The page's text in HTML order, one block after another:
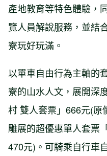
產地教育等特色體驗，
覽人員解說服務，並結
寮玩好玩滿。
以單車自由行為主軸的
寮的山水人文，展開深
村 雙人套票」666元(原
雕展的超優惠單人套票
470元)。可騎乘自行車